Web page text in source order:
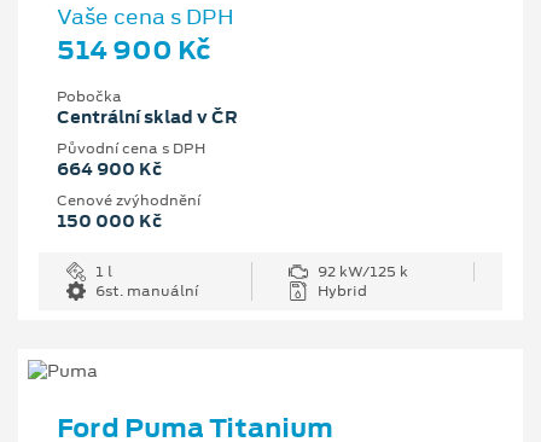
Vaše cena s DPH
514 900 Kč
Pobočka
Centrální sklad v ČR
Původní cena s DPH
664 900 Kč
Cenové zvýhodnění
150 000 Kč
1 l
92 kW/125 k
6st. manuální
Hybrid
Ford Puma Titanium